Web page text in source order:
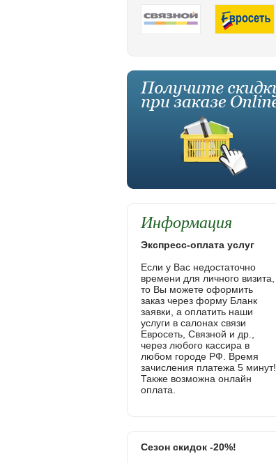
Информация
Экспресс-оплата услуг
Если у Вас недостаточно
времени для личного визита,
то Вы можете оформить
заказ через форму Бланк
заявки, а оплатить наши
услуги в салонах связи
Евросеть, Связной и др.,
через любого кассира в
любом городе РФ. Время
зачисления платежа 5 минут!
Также возможна онлайн
оплата.
Сезон скидок -20%!